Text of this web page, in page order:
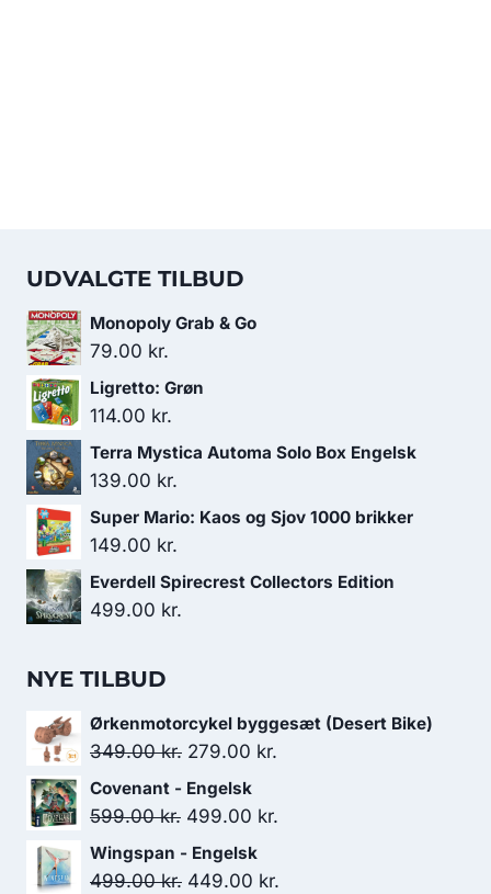
UDVALGTE TILBUD
Monopoly Grab & Go
79.00 kr.
Ligretto: Grøn
114.00 kr.
Terra Mystica Automa Solo Box Engelsk
139.00 kr.
Super Mario: Kaos og Sjov 1000 brikker
149.00 kr.
Everdell Spirecrest Collectors Edition
499.00 kr.
NYE TILBUD
Ørkenmotorcykel byggesæt (Desert Bike)
349.00kr. Den
oprindelige
pris
349.00 kr..
279.00 kr.
Covenant - Engelsk
599.00kr. Den
oprindelige
pris
499.00 kr.
Wingspan - Engelsk
499.00kr. Den
449.00 kr.